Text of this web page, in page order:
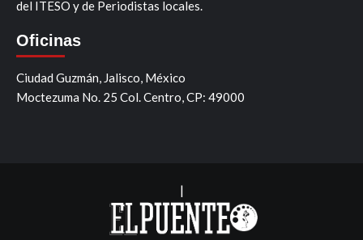
del ITESO y de Periodistas locales.
Oficinas
Ciudad Guzmán, Jalisco, México
Moctezuma No. 25 Col. Centro, CP: 49000
|